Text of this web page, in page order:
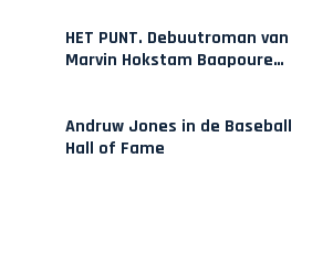
HET PUNT. Debuutroman van
Marvin Hokstam Baapoure
Andruw Jones in de Baseball
Hall of Fame